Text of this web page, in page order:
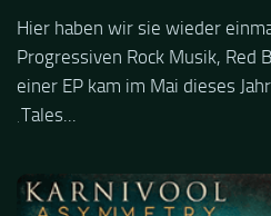
Hier haben wir sie wieder
Progressiven Rock Musik, Red
einer EP kam im Mai dieses
‚Tales...